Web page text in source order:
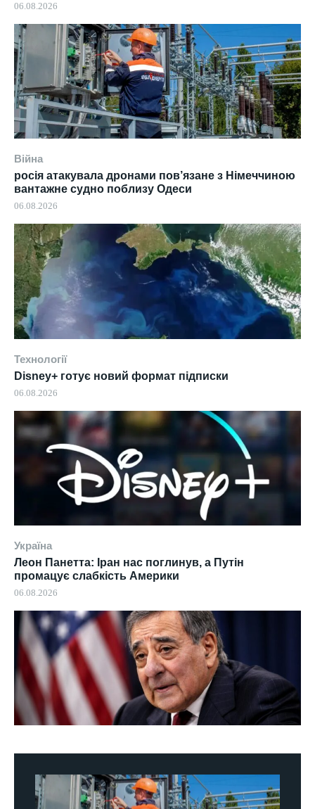
06.08.2026
Війна
росія атакувала дронами пов’язане з Німеччиною
вантажне судно поблизу Одеси
06.08.2026
Технології
Disney+ готує новий формат підписки
06.08.2026
Україна
Леон Панетта: Іран нас поглинув, а Путін
промацує слабкість Америки
06.08.2026